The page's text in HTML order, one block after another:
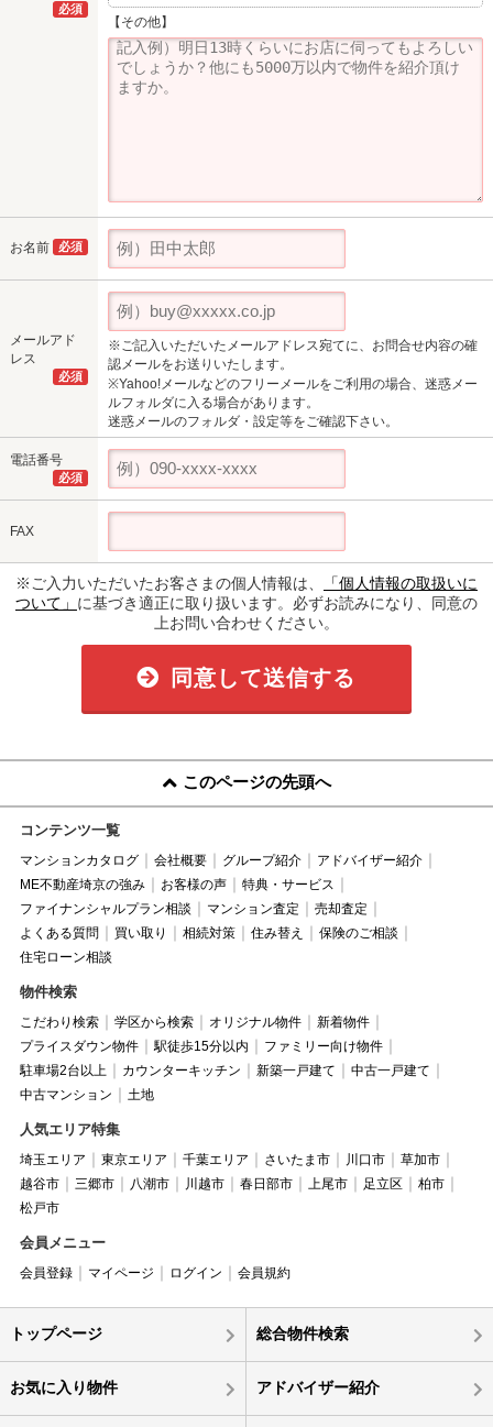
必須
【その他】
お名前 必須
メールアド
レス
必須
※ご記入いただいたメールアドレス宛てに、お問合せ内容の確
認メールをお送りいたします。
※Yahoo!メールなどのフリーメールをご利用の場合、迷惑メー
ルフォルダに入る場合があります。
迷惑メールのフォルダ・設定等をご確認下さい。
電話番号
必須
FAX
※ご入力いただいたお客さまの個人情報は、
「個人情報の取扱いに
ついて」 に基づき適正に取り扱います。必ずお読みになり、同意の
上お問い合わせください。
同意して送信する
このページの先頭へ
コンテンツ一覧
マンションカタログ 会社概要 グループ紹介
アドバイザー紹介
ME不動産埼京の強み
お客様の声
特典・サービス
ファイナンシャルプラン相談
マンション査定
売却査定
よくある質問
買い取り 相続対策 住み替え
保険のご相談
住宅ローン相談
物件検索
こだわり検索 学区から検索 オリジナル物件
新着物件
プライスダウン物件
駅徒歩15分以内
ファミリー向け物件
駐車場2台以上
カウンターキッチン 新築一戸建て
中古一戸建て
中古マンション
土地
人気エリア特集
埼玉エリア 東京エリア 千葉エリア さいたま市 川口市
草加市
越谷市
三郷市 八潮市 川越市 春日部市 上尾市 足立区
柏市
松戸市
会員メニュー
会員登録 マイページ ログイン 会員規約
トップページ 総合物件検索
お気に入り物件 アドバイザー紹介